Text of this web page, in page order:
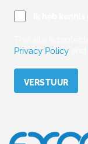
Privacy Policy